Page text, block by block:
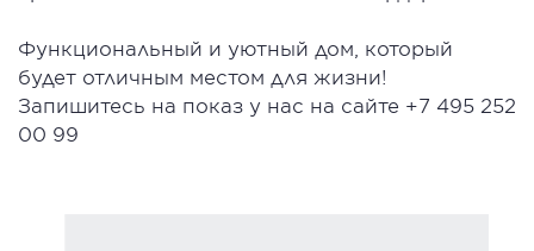
Функциональный и уютный дом, который
будет отличным местом для жизни!
Запишитесь на показ у нас на сайте +7 495 252
00 99